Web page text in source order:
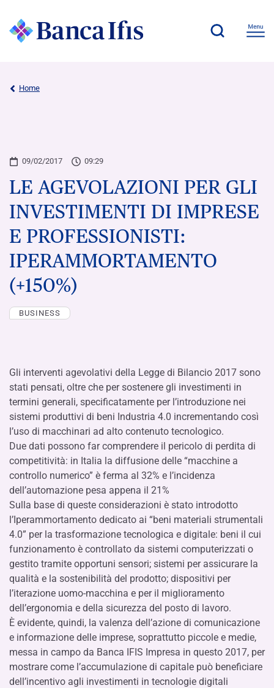
Home
09/02/2017 09:29
LE AGEVOLAZIONI PER GLI
INVESTIMENTI DI IMPRESE
E PROFESSIONISTI:
IPERAMMORTAMENTO
(+150%)
BUSINESS
Gli interventi agevolativi della Legge di Bilancio 2017 sono
stati pensati, oltre che per sostenere gli investimenti in
termini generali, specificatamente per l’introduzione nei
sistemi produttivi di beni Industria 4.0 incrementando così
l’uso di macchinari ad alto contenuto tecnologico.
Due dati possono far comprendere il pericolo di perdita di
competitività: in Italia la diffusione delle “macchine a
controllo numerico” è ferma al 32% e l’incidenza
dell’automazione pesa appena il 21%
Sulla base di queste considerazioni è stato introdotto
l’Iperammortamento dedicato ai “beni materiali strumentali
4.0” per la trasformazione tecnologica e digitale: beni il cui
funzionamento è controllato da sistemi computerizzati o
gestito tramite opportuni sensori; sistemi per assicurare la
qualità e la sostenibilità del prodotto; dispositivi per
l’iterazione uomo-macchina e per il miglioramento
dell’ergonomia e della sicurezza del posto di lavoro.
È evidente, quindi, la valenza dell’azione di comunicazione
e informazione delle imprese, soprattutto piccole e medie,
messa in campo da Banca IFIS Impresa in questo 2017, per
mostrare come l’accumulazione di capitale può beneficiare
dell’incentivo agli investimenti in tecnologie digitali